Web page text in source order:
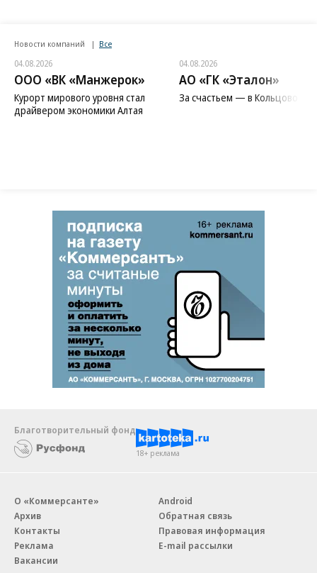
Новости компаний Все
04.08.2026
ООО «ВК «Манжерок»
Курорт мирового уровня стал
драйвером экономики Алтая
04.08.2026
АО «ГК «Эталон»
За счастьем — в Кольцово
Благотворительный фонд
18+ реклама
О «Коммерсанте»
Архив
Контакты
Реклама
Вакансии
Android
Обратная связь
Правовая информация
E-mail рассылки